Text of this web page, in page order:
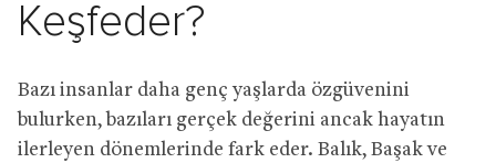
Keşfeder?
Bazı insanlar daha genç yaşlarda özgüvenini
bulurken, bazıları gerçek değerini ancak hayatın
ilerleyen dönemlerinde fark eder. Balık, Başak ve